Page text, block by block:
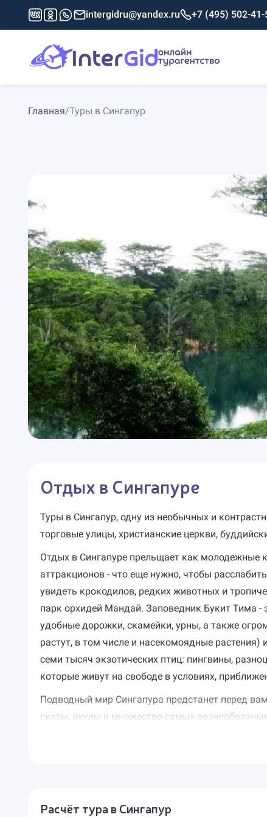
intergidru@yandex.ru +7 (495) 502-41-
Главная/Туры в Сингапур
Отдых в Сингапуре
Туры в Сингапур, одну из необычных и
торговые улицы, христианские церкви,
Отдых в Сингапуре прельщает как молодежные
аттракционов - что еще нужно, чтобы
увидеть крокодилов, редких животных и
парк орхидей Мандай. Заповедник Букит Тима -
удобные дорожки, скамейки, урны, а также
растут, в том числе и насекомоядные
семи тысяч экзотических птиц: пингвины,
которые живут на свободе в условиях,
Подводный мир Сингапура предстанет перед
скаты, акулы и множество самых
Истана и храм Четтиар-Хинду. Территория
Расчёт тура в Сингапур